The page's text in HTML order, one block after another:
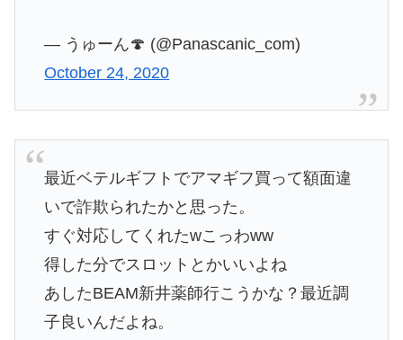
— うゅーん🍄 (@Panascanic_com)
October 24, 2020
最近ベテルギフトでアマギフ買って額面違
いで詐欺られたかと思った。
すぐ対応してくれたwこっわww
得した分でスロットとかいいよね
あしたBEAM新井薬師行こうかな？最近調
子良いんだよね。